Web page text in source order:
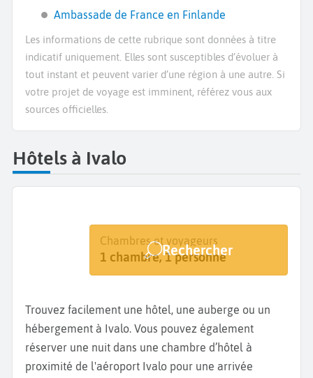
Ambassade de France en Finlande
Les informations de cette rubrique sont données à titre
indicatif uniquement. Elles sont susceptibles d’évoluer à
tout instant et peuvent varier d’une région à une autre. Si
votre projet de voyage est imminent, référez vous aux
sources officielles.
Hôtels à Ivalo
Destination
Ivalo
Dates
Dates de votre séjour
Chambres et voyageurs
1 chambre, 1 personne
Rechercher
Trouvez facilement une hôtel, une auberge ou un
hébergement à Ivalo. Vous pouvez également
réserver une nuit dans une chambre d’hôtel à
proximité de l'aéroport Ivalo pour une arrivée